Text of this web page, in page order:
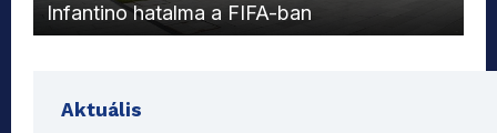
Infantino hatalma a FIFA-ban
Aktuális